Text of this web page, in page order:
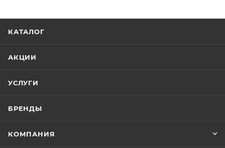
КАТАЛОГ
АКЦИИ
УСЛУГИ
БРЕНДЫ
КОМПАНИЯ